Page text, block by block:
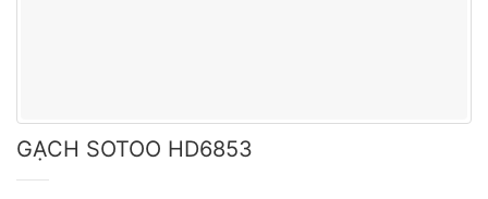
GẠCH SOTOO HD6853